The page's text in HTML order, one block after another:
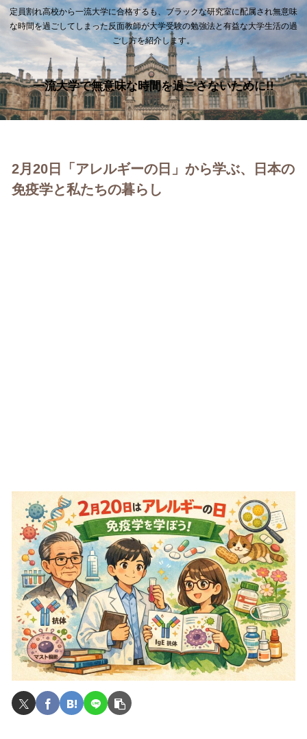
定員割れ高校から一流大学に合格するも、ブラックな研究室に配属され無意味
な時間を過ごしてしまった反面教師が大学受験の勉強法と有益な大学生活の過
ごし方を紹介します。
一流大学で無意味な時間を過ごさないために!!
2月20日「アレルギーの日」から学ぶ、日本の
免疫学と私たちの暮らし